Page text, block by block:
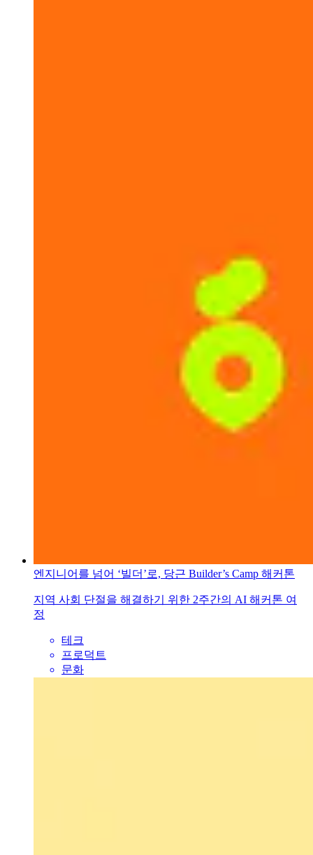
엔지니어를 넘어 ‘빌더’로, 당근 Builder’s Camp 해커톤
지역 사회 단절을 해결하기 위한 2주간의 AI 해커톤 여
정
테크
프로덕트
문화